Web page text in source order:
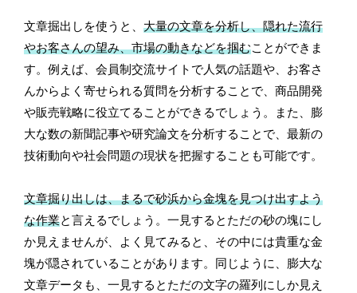
文章掘出しを使うと、大量の文章を分析し、隠れた流行
やお客さんの望み、市場の動きなどを掴むことができま
す。例えば、会員制交流サイトで人気の話題や、お客さ
んからよく寄せられる質問を分析することで、商品開発
や販売戦略に役立てることができるでしょう。また、膨
大な数の新聞記事や研究論文を分析することで、最新の
技術動向や社会問題の現状を把握することも可能です。
文章掘り出しは、まるで砂浜から金塊を見つけ出すよう
な作業と言えるでしょう。一見するとただの砂の塊にし
か見えませんが、よく見てみると、その中には貴重な金
塊が隠されていることがあります。同じように、膨大な
文章データも、一見するとただの文字の羅列にしか見え